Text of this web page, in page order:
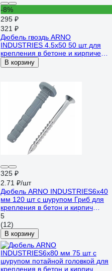
-8%
295 ₽
321 ₽
Дюбель гвоздь ARNO
INDUSTRIES 4.5х50 50 шт для
крепления в бетоне и кирпиче
ТУ14-4-1731 AG0004505030501
В корзину
325 ₽
2.71 ₽/шт
Дюбель ARNO INDUSTRIES6х40
мм 120 шт с шурупом Гриб для
крепления в бетон и кирпич
AG1500604064599
5
(12)
В корзину